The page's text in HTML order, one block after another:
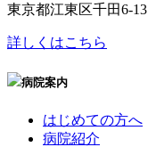
東京都江東区千田6-13
詳しくはこちら
病院案内
はじめての方へ
病院紹介